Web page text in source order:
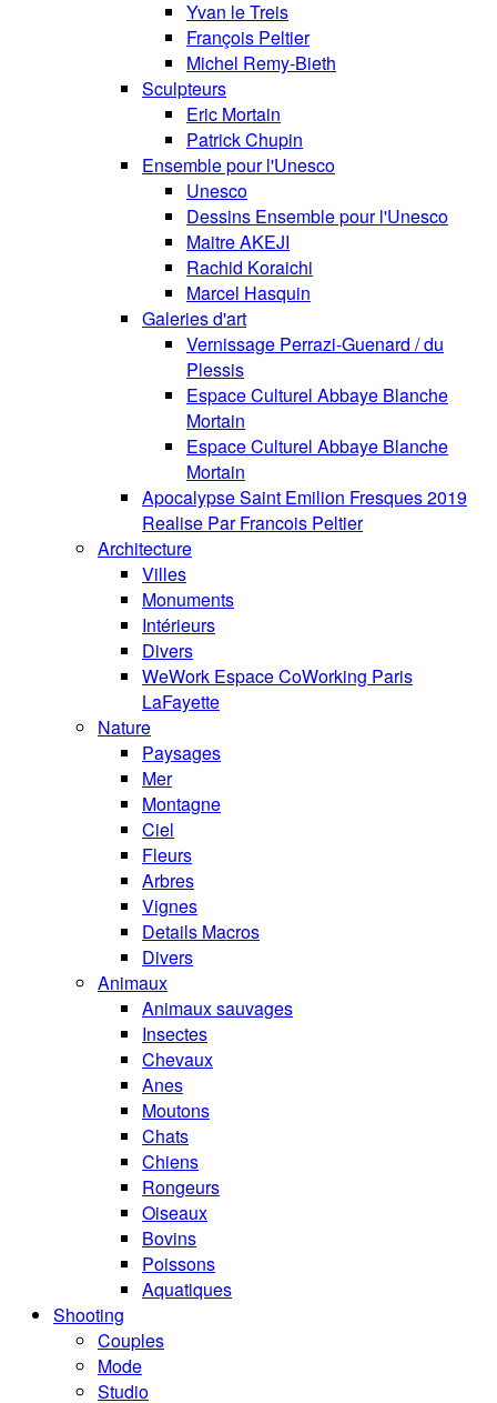
Yvan le Treis
François Peltier
Michel Remy-Bieth
Sculpteurs
Eric Mortain
Patrick Chupin
Ensemble pour l'Unesco
Unesco
Dessins Ensemble pour l'Unesco
Maitre AKEJI
Rachid Koraichi
Marcel Hasquin
Galeries d'art
Vernissage Perrazi-Guenard / du
Plessis
Espace Culturel Abbaye Blanche
Mortain
Espace Culturel Abbaye Blanche
Mortain
Apocalypse Saint Emilion Fresques 2019
Realise Par Francois Peltier
Architecture
Villes
Monuments
Intérieurs
Divers
WeWork Espace CoWorking Paris
LaFayette
Nature
Paysages
Mer
Montagne
Ciel
Fleurs
Arbres
Vignes
Details Macros
Divers
Animaux
Animaux sauvages
Insectes
Chevaux
Anes
Moutons
Chats
Chiens
Rongeurs
Oiseaux
Bovins
Poissons
Aquatiques
Shooting
Couples
Mode
Studio